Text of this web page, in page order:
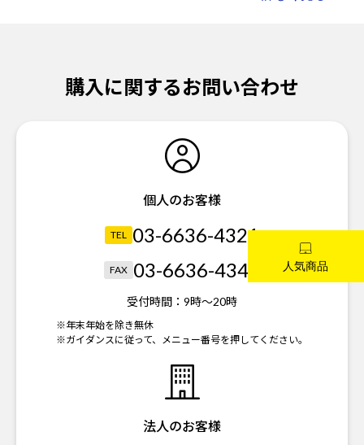
購入に関するお問い合わせ
個人のお客様
TEL 03-6636-4321
FAX 03-6636-4340
受付時間： 9時～20時
※年末年始を除き無休
※ガイダンスに従って、メニュー番号を押してください。
法人のお客様